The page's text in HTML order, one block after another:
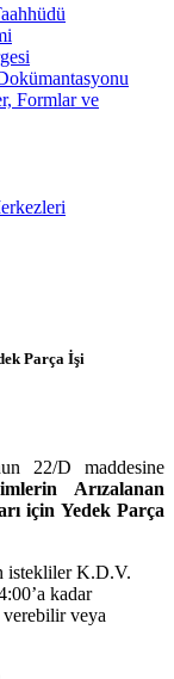
Formlar ve
Parça İşi
22/D maddesine
Arızalanan
için Yedek Parça
istekliler K.D.V.
kadar
veya